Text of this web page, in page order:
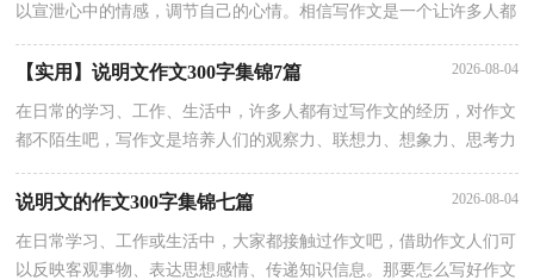
以宣泄心中的情感，调节自己的心情。相信写作文是一个让许多人都
【实用】说明文作文300字集锦7篇 2026-08-04
在日常的学习、工作、生活中，许多人都有过写作文的经历，对作文
都不陌生吧，写作文是培养人们的观察力、联想力、想象力、思考力
和记忆力的重要手段。那么，怎么去写作文呢？下面是小编精心整理
说明文的作文300字集锦七篇 2026-08-04
在日常学习、工作或生活中，大家都接触过作文吧，借助作文人们可
以反映客观事物、表达思想感情、传递知识信息。那要怎么写好作文